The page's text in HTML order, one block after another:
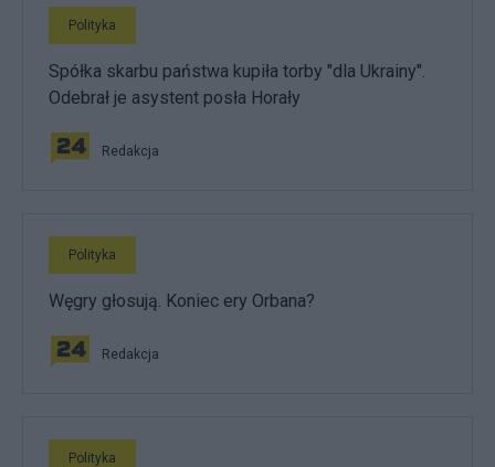
Polityka
Spółka skarbu państwa kupiła torby "dla Ukrainy".
Odebrał je asystent posła Horały
Redakcja
Polityka
Węgry głosują. Koniec ery Orbana?
Redakcja
Polityka